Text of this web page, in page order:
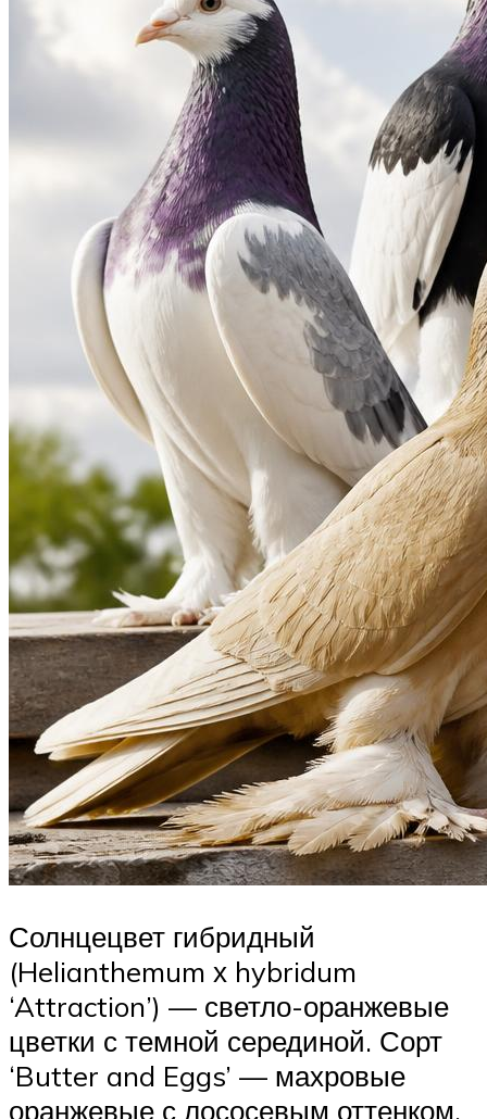
Солнцецвет гибридный
(Helianthemum х hybridum
‘Attraction’) — светло-оранжевые
цветки с темной серединой. Сорт
‘Butter and Eggs’ — махровые
оранжевые с лососевым оттенком.